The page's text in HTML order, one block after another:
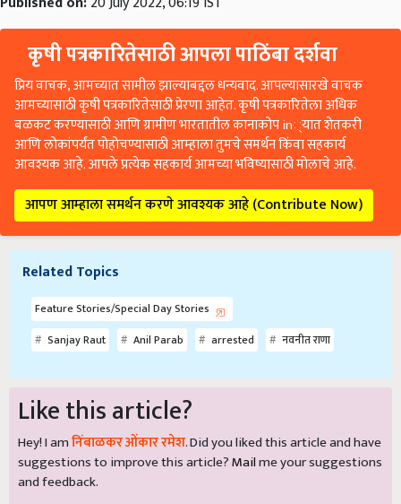
कृषी पत्रकारितेसाठी आपला पाठिंबा दर्शवा
प्रिय वाचक, आमच्यात सामील झाल्याबद्दल धन्यवाद. आपल्यासारखे वाचक
आमच्यासाठी कृषी पत्रकारितेसाठी प्रेरणा आहेत. कृषी पत्रकारितेला अधिक
बळकट करण्यासाठी आणि ग्रामीण भारतातील कानाकोप in्यात शेतकरी
आणि लोकांपर्यंत पोहोचण्यासाठी आम्हाला तुमचे समर्थन किंवा सहकार्य
आवश्यक आहे. आपले प्रत्येक सहकार्य आमच्या भविष्यासाठी मोलाचे आहे.
आपण आम्हाला समर्थन करणे आवश्यक आहे (Contribute Now)
Related Topics
Feature Stories/Special Day Stories
Sanjay Raut
Anil Parab arrested नवनीत राणा
Like this article?
Hey! I amनिंबाळकर ओंकार रमेश. Did you liked this article and have
suggestions to improve this article?Mailme your suggestions
and feedback.